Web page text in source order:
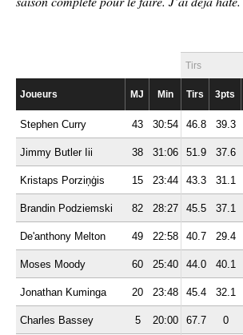
Tirs
Joueurs MJ Min Tirs 3pts
Stephen Curry 43 30:54 46.8 39.3
Jimmy Butler Iii 38 31:06 51.9 37.6
Kristaps Porziņģis 15 23:44 43.3 31.1
Brandin Podziemski 82 28:27 45.5 37.1
De'anthony Melton 49 22:58 40.7 29.4
Moses Moody 60 25:40 44.0 40.1
Jonathan Kuminga 20 23:48 45.4 32.1
Charles Bassey 5 20:00 67.7 0